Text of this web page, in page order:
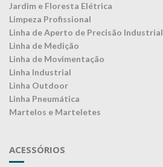
Jardim e Floresta Elétrica
Limpeza Profissional
Linha de Aperto de Precisão Industrial
Linha de Medição
Linha de Movimentação
Linha Industrial
Linha Outdoor
Linha Pneumática
Martelos e Marteletes
ACESSÓRIOS